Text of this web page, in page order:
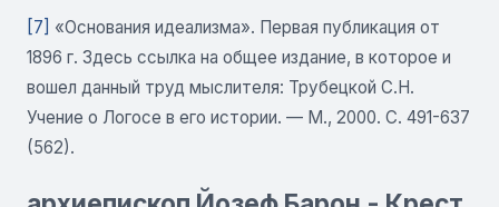
[7]
«Основания идеализма». Первая публикация от
1896 г. Здесь ссылка на общее издание, в которое и
вошел данный труд мыслителя: Трубецкой С.Н.
Учение о Логосе в его истории. — М., 2000. С. 491-637
(562).